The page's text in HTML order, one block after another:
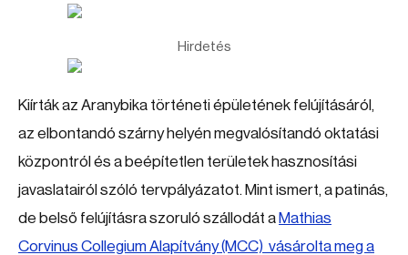
Hirdetés
Kiírták az Aranybika történeti épületének felújításáról,
az elbontandó szárny helyén megvalósítandó oktatási
központról és a beépítetlen területek hasznosítási
javaslatairól szóló tervpályázatot. Mint ismert, a patinás,
de belső felújításra szoruló szállodát a Mathias
Corvinus Collegium Alapítvány (MCC) vásárolta meg a